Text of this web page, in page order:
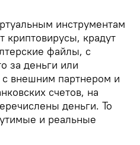
инструментам
криптовирусы, крадут
файлы, с
за деньги или
внешним партнером и
счетов, на
деньги. То
и реальные